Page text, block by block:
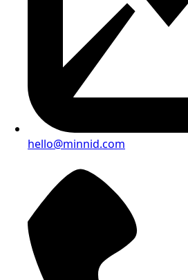
hello@minnid.com